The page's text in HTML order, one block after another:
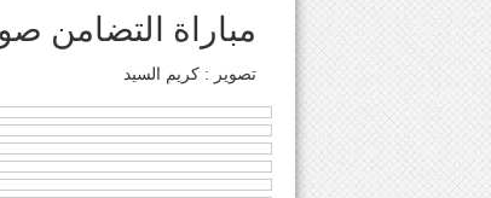
مباراة التضامن
تصوير : كريم السيد